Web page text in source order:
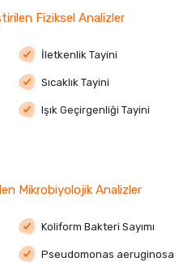
Fiziksel Analizler
İletkenlik Tayini
Sıcaklık Tayini
Işık Geçirgenliği Tayini
Mikrobiyolojik Analizler
Koliform Bakteri Sayımı
Pseudomonas aeruginosa